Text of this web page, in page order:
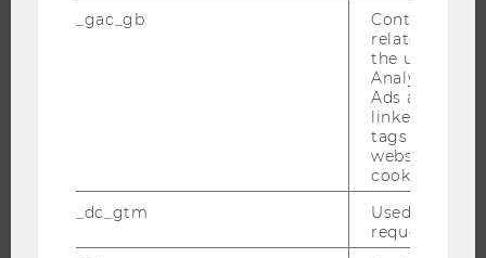
UNIVERSITÄT
_gac_gb
Contains
related
the user. If
Analytics and
Ads accounts
linked, the
tags on the
website read
cookie.
_dc_gtm
Used to
request rate.